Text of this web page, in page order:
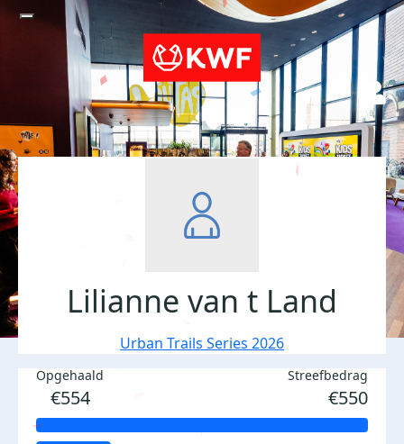
Lilianne van t Land
Urban Trails Series 2026
Opgehaald
€554
Streefbedrag
€550